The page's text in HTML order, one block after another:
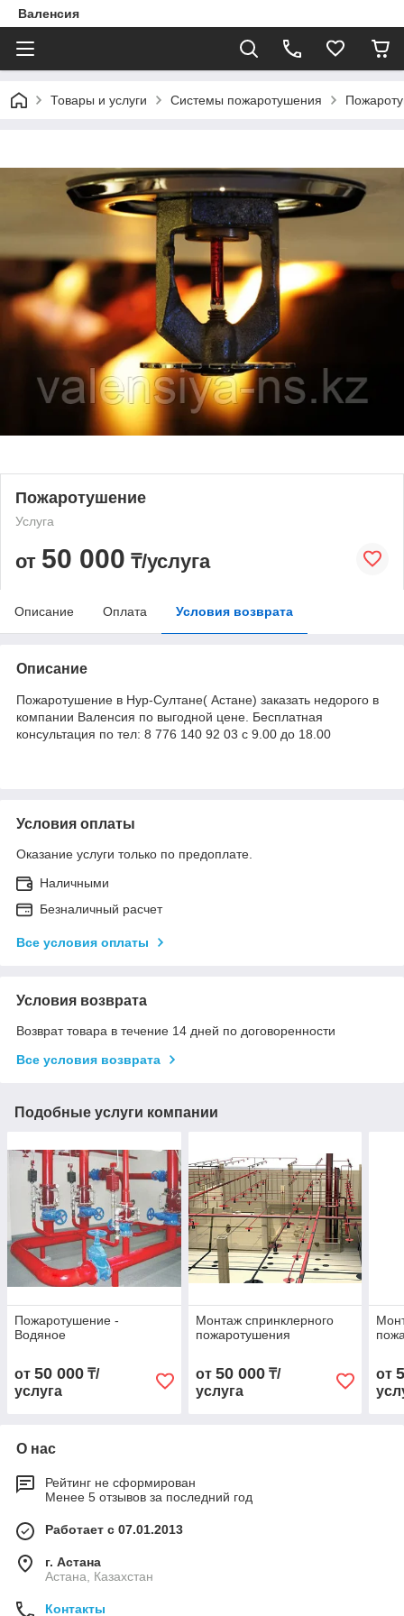
Валенсия
Товары и услуги Системы пожаротушения
Пожаротушение
Услуга
от 50 000 ₸/услуга
Описание Оплата Условия возврата
Описание
Пожаротушение в Нур-Султане( Астане) заказать недорого в
компании Валенсия по выгодной цене. Бесплатная
консультация по тел: 8 776 140 92 03 с 9.00 до 18.00
Условия оплаты
Оказание услуги только по предоплате.
Наличными
Безналичный расчет
Все условия оплаты
Условия возврата
Возврат товара в течение 14 дней по договоренности
Все условия возврата
Подобные услуги компании
Пожаротушение -
Водяное
от 50 000 ₸/
услуга
Монтаж спринклерного
пожаротушения
от 50 000₸/
услуга
от
О нас
Рейтинг не сформирован
Менее 5 отзывов за последний год
Работает с 07.01.2013
г. Астана
Астана, Казахстан
Контакты